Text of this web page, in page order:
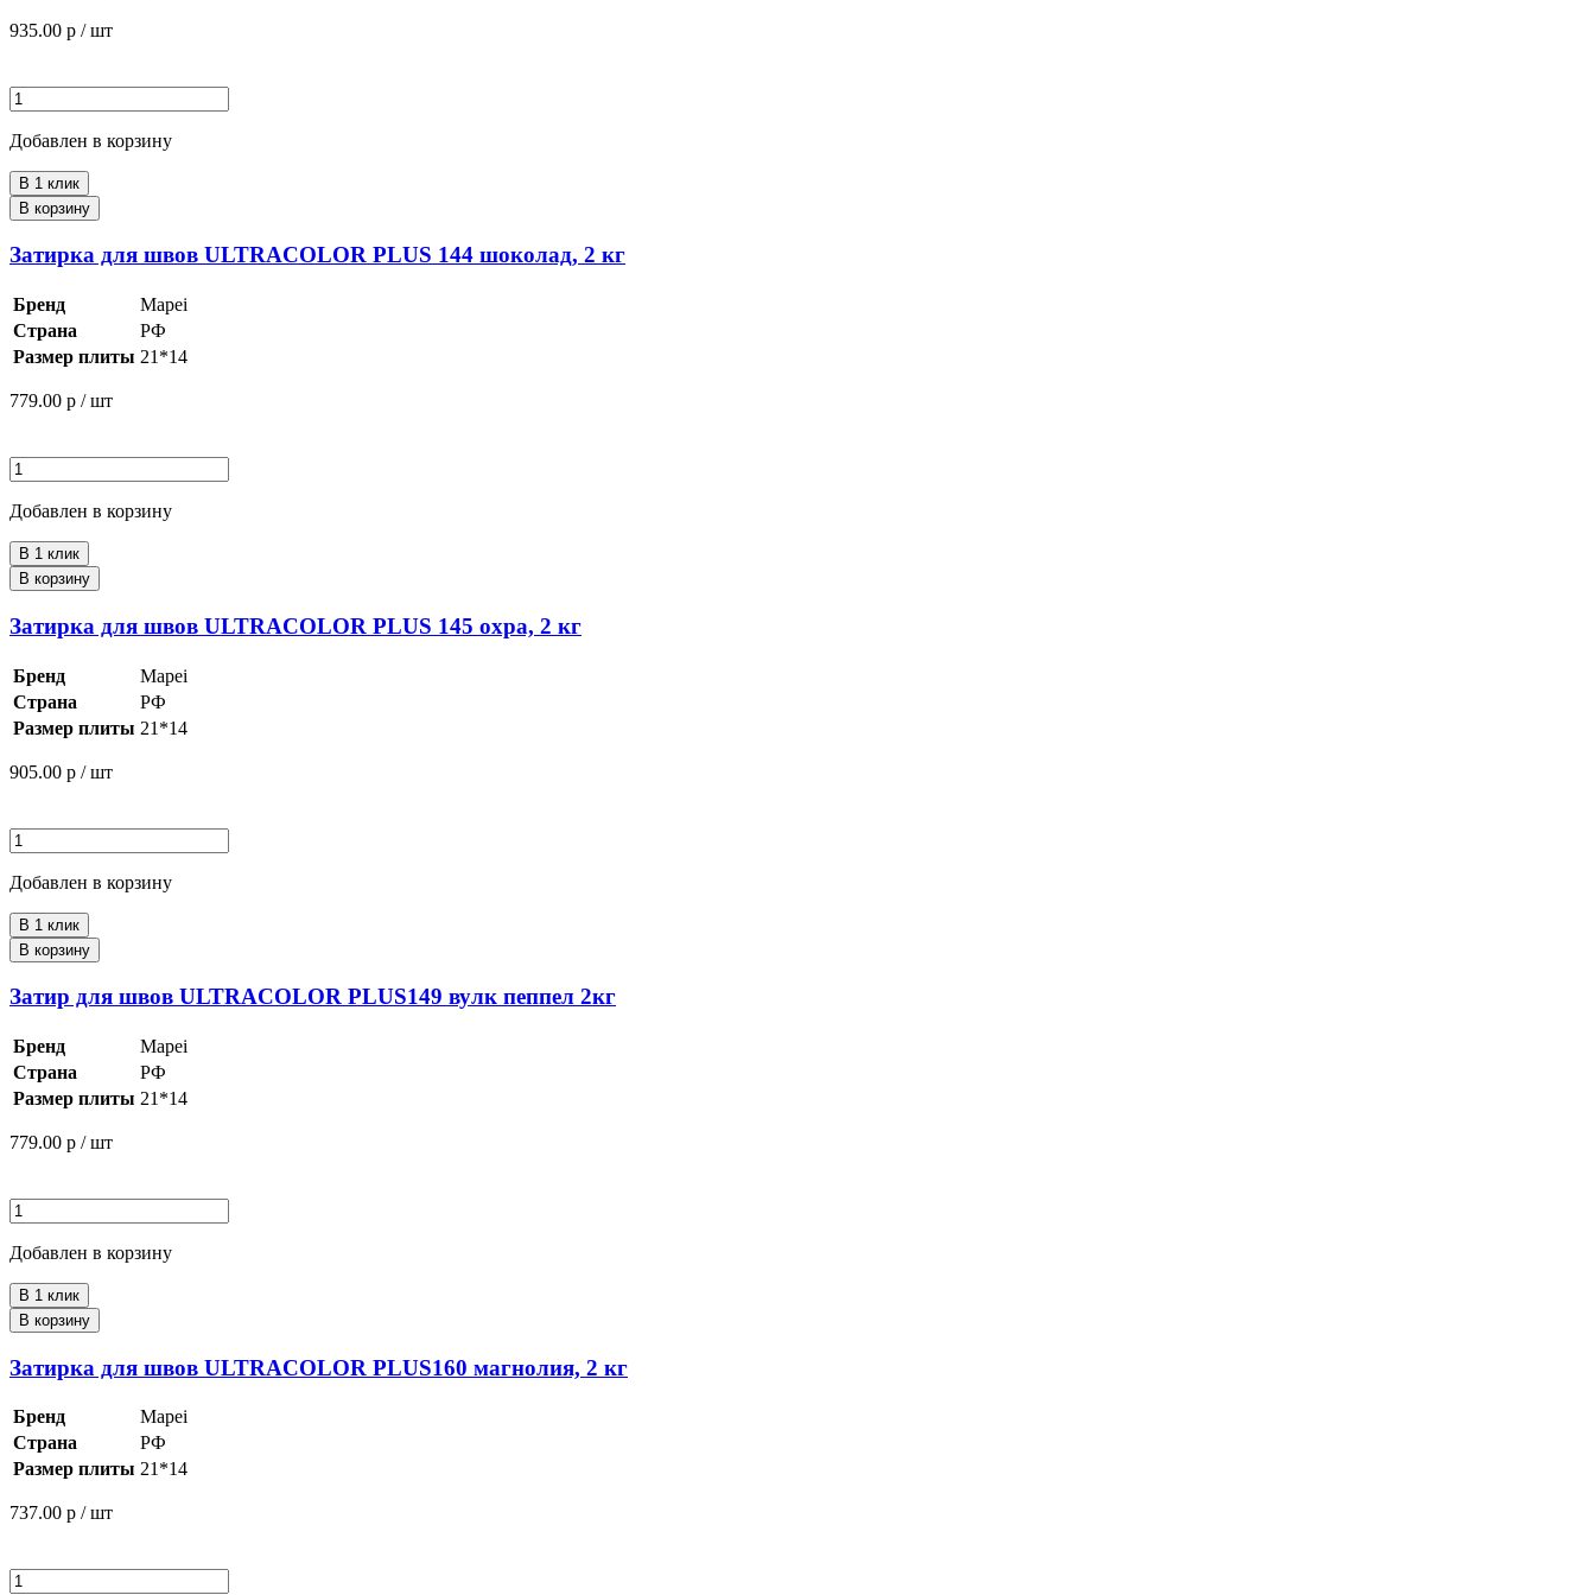
935.00 р / шт
Добавлен в корзину
В 1 клик
В корзину
Затирка для швов ULTRACOLOR PLUS 144 шоколад, 2 кг
Бренд
Mapei
Страна
РФ
Размер плиты 21*14
779.00 р / шт
Добавлен в корзину
В 1 клик
В корзину
Затирка для швов ULTRACOLOR PLUS 145 охра, 2 кг
Бренд
Mapei
Страна
РФ
Размер плиты 21*14
905.00 р / шт
Добавлен в корзину
В 1 клик
В корзину
Затир для швов ULTRACOLOR PLUS149 вулк пеппел 2кг
Бренд
Mapei
Страна
РФ
Размер плиты 21*14
779.00 р / шт
Добавлен в корзину
В 1 клик
В корзину
Затирка для швов ULTRACOLOR PLUS160 магнолия, 2 кг
Бренд
Mapei
Страна
РФ
Размер плиты 21*14
737.00 р / шт